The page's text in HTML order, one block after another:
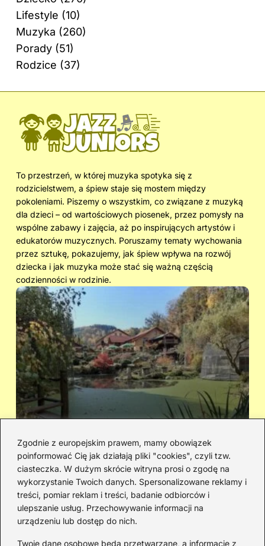
Zgodnie z europejskim prawem, mamy obowiązek
poinformować Cię jak działają pliki "cookies", czyli tzw.
ciasteczka. W dużym skrócie witryna prosi o zgodę na
wykorzystanie Twoich danych. Spersonalizowane reklamy i
treści, pomiar reklam i treści, badanie odbiorców i
ulepszanie usług. Przechowywanie informacji na
urządzeniu lub dostęp do nich.
Twoje dane osobowe będą przetwarzane, a informacje z
Lifestyle (10)
Muzyka (260)
Porady (51)
Rodzice (37)
To przestrzeń, w której muzyka spotyka się z
rodzicielstwem, a śpiew staje się mostem między
pokoleniami. Piszemy o wszystkim, co związane z muzyką
dla dzieci – od wartościowych piosenek, przez pomysły na
wspólne zabawy i zajęcia, aż po inspirujących artystów i
edukatorów muzycznych. Poruszamy tematy wychowania
przez sztukę, pokazujemy, jak śpiew wpływa na rozwój
dziecka i jak muzyka może stać się ważną częścią
codzienności w rodzinie.
Cicha woda — kto śpiewał i jaka jest
historia piosenki
Redakcja